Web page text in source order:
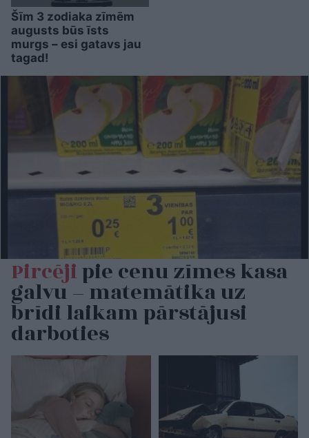
Šīm 3 zodiaka zīmēm
augusts būs īsts
murgs – esi gatavs jau
tagad!
Pircējipie cenu zīmes kasa
galvu – matemātika uz
brīdi laikam pārstājusi
darboties